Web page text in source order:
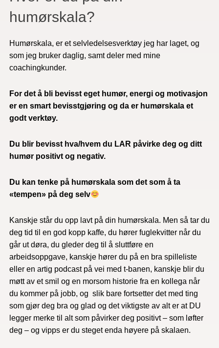
humørskala?
Humørskala, er et selvledelsesverktøy jeg har laget, og
som jeg bruker daglig, samt deler med mine
coachingkunder.
For det å bli bevisst eget humør, energi og motivasjon
er en smart bevisstgjøring og da er humørskala et
godt verktøy.
Du blir bevisst hva/hvem du LAR påvirke deg og ditt
humør positivt og negativ.
Du kan tenke på humørskala som det som å ta
«tempen» på deg selv
Kanskje står du opp lavt på din humørskala. Men så tar du
deg tid til en god kopp kaffe, du hører fuglekvitter når du
går ut døra, du gleder deg til å sluttføre en
arbeidsoppgave, kanskje hører du på en bra spilleliste
eller en artig podcast på vei med t-banen, kanskje blir du
møtt av et smil og en morsom historie fra en kollega når
du kommer på jobb, og slik bare fortsetter det med ting
som gjør deg bra og glad og det viktigste av alt er at DU
legger merke til alt som påvirker deg positivt – som løfter
deg – og vipps er du steget enda høyere på skalaen.